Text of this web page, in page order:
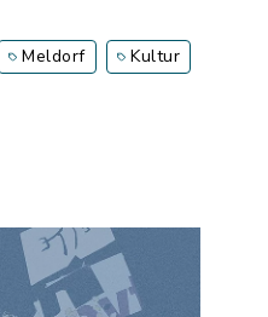
Meldorf Kultur